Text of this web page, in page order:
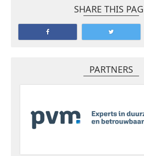
SHARE THIS
PARTNERS